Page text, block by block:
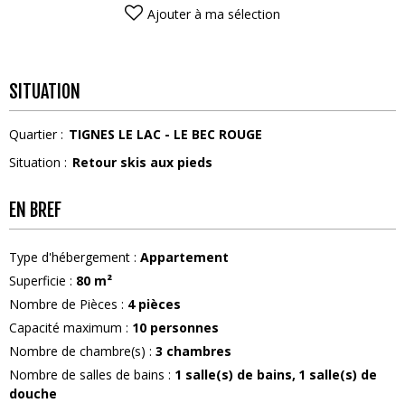
Ajouter à ma sélection
SITUATION
Quartier : TIGNES LE LAC - LE BEC ROUGE
Situation : Retour skis aux pieds
EN BREF
Type d'hébergement : Appartement
Superficie : 80 m²
Nombre de Pièces : 4 pièces
Capacité maximum : 10 personnes
Nombre de chambre(s) : 3 chambres
Nombre de salles de bains : 1 salle(s) de bains 1 salle(s) de
douche